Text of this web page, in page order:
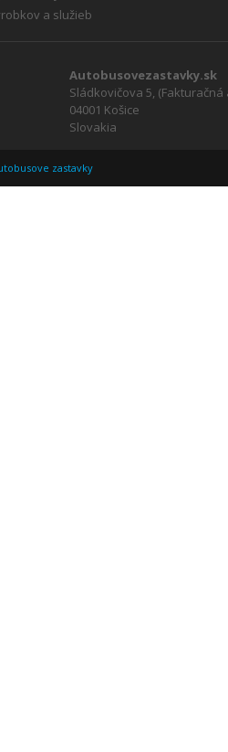
a služieb
Autobusovezastavky.sk
Sládkovičova 5,
04001 Košice
Slovakia
zastavky